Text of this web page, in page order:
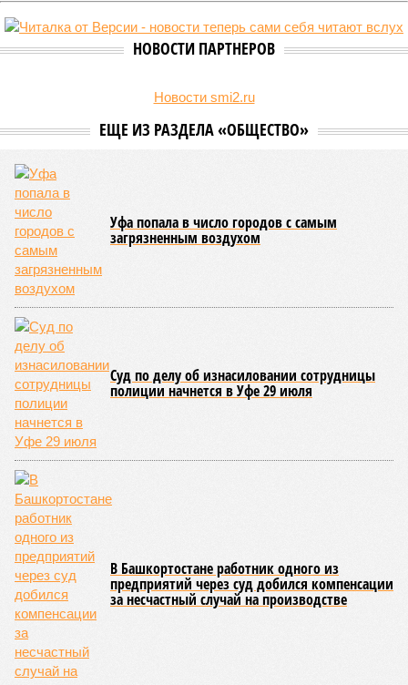
НОВОСТИ ПАРТНЕРОВ
Новости smi2.ru
ЕЩЕ ИЗ РАЗДЕЛА «ОБЩЕСТВО»
Уфа попала в число городов с самым
загрязненным воздухом
Суд по делу об изнасиловании сотрудницы
полиции начнется в Уфе 29 июля
В Башкортостане работник одного из
предприятий через суд добился компенсации
за несчастный случай на производстве